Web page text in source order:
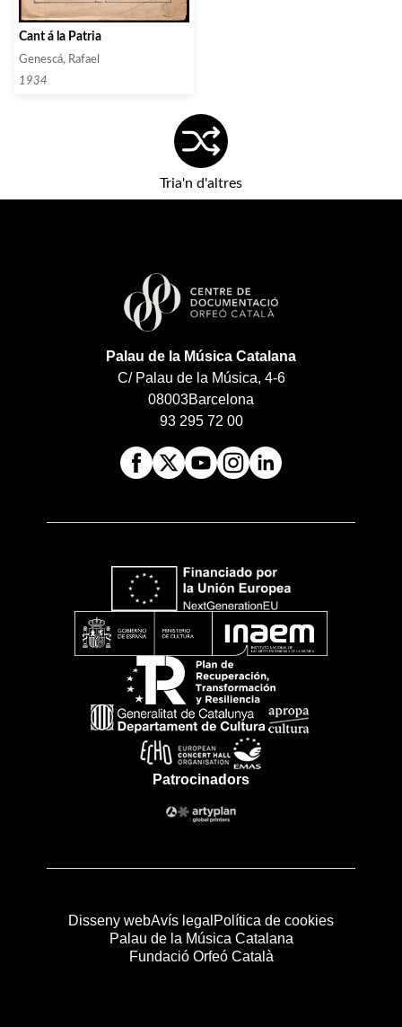
Cant á la Patria
Genescá, Rafael
1934
Tria'n d'altres
Palau de la Música Catalana
C/ Palau de la Música, 4-6
08003Barcelona
93 295 72 00
Patrocinadors
Disseny webAvís legal Política de cookies
Palau de la Música Catalana
Fundació Orfeó Català